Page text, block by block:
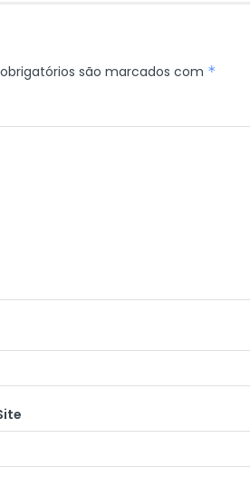
são marcados com *